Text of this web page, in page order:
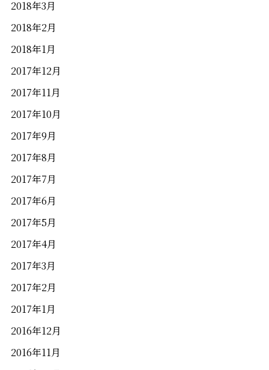
2018年3月
2018年2月
2018年1月
2017年12月
2017年11月
2017年10月
2017年9月
2017年8月
2017年7月
2017年6月
2017年5月
2017年4月
2017年3月
2017年2月
2017年1月
2016年12月
2016年11月